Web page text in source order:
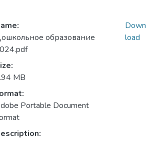
образование
MB
Portable Document
Down
load